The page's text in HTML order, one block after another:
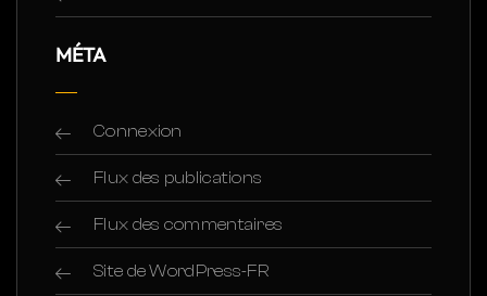
MÉTA
Connexion
Flux des publications
Flux des commentaires
Site de WordPress-FR